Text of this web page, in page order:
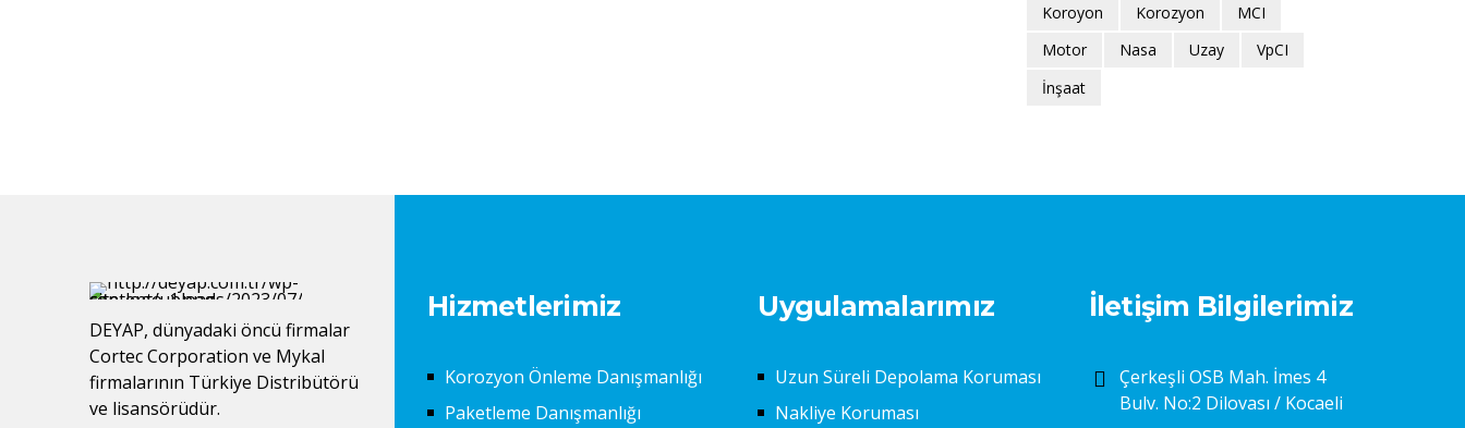
Koroyon
Korozyon
MCI
Motor
Nasa Uzay
VpCI
İnşaat
DEYAP, dünyadaki öncü firmalar
Cortec Corporation ve Mykal
firmalarının Türkiye Distribütörü
ve lisansörüdür.
Hizmetlerimiz
Korozyon Önleme Danışmanlığı
Paketleme Danışmanlığı
Uygulamalarımız
Uzun Süreli Depolama Koruması
Nakliye Koruması
İletişim Bilgilerimiz
Çerkeşli OSB Mah. İmes 4
Bulv. No:2 Dilovası / Kocaeli